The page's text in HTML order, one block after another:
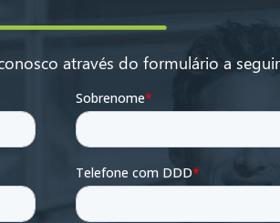
através do formulário a